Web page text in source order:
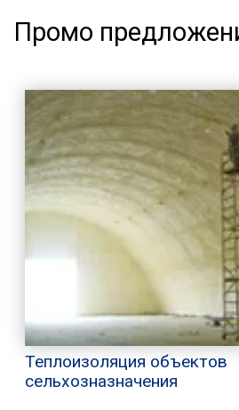
Промо
Теплоизоляция объектов
сельхозназначения